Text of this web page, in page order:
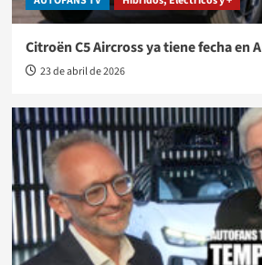
Citroën C5 Aircross ya tiene fecha en
23 de abril de 2026